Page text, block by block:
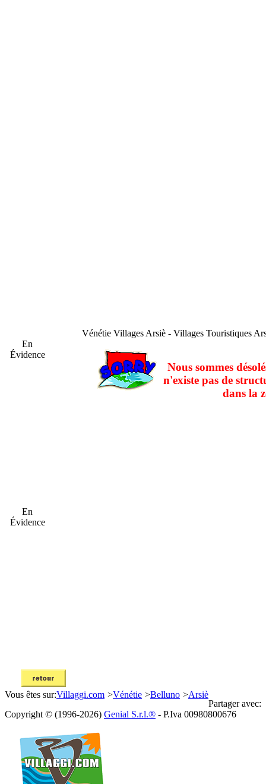
En
Évidence
En
Évidence
Vénétie Villages Arsiè - Villages Touristiques
Nous sommes
n'existe pas de
dans la
Vous êtes sur:Villaggi.com >Vénétie >Belluno >Arsiè
Partager avec:
Copyright © (1996-2026) Genial S.r.l.® - P.Iva 00980800676